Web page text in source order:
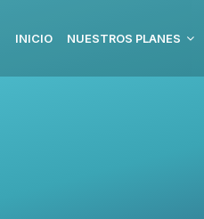
INICIO NUESTROS PLANES